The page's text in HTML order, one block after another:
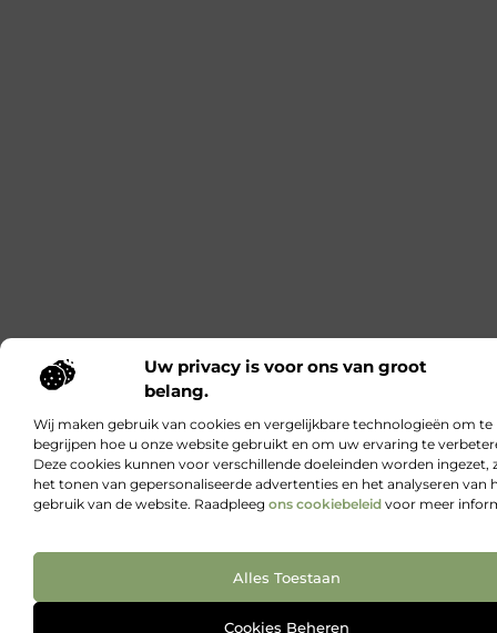
Uw privacy is voor ons van groot
belang.
Wij maken gebruik van cookies en vergelijkbare technologieën om te
begrijpen hoe u onze website gebruikt en om uw ervaring te
Deze cookies kunnen voor verschillende doeleinden worden ingezet,
het tonen van gepersonaliseerde advertenties en het analyseren van
gebruik van de website. Raadpleeg ons cookiebeleid voor meer
Alles Toestaan
Cookies Beheren